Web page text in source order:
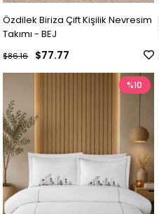
Özdilek Biriza Çift Kişilik Nevresim
Takımı - BEJ
$77.77
$86.16
%10